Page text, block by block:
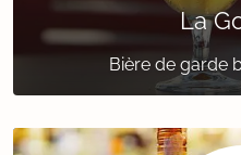
La
Bière de garde